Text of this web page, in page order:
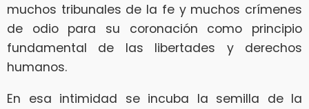
muchos tribunales de la fe y muchos crímenes
de odio para su coronación como principio
fundamental de las libertades y derechos
humanos.
En esa intimidad se incuba la semilla de la